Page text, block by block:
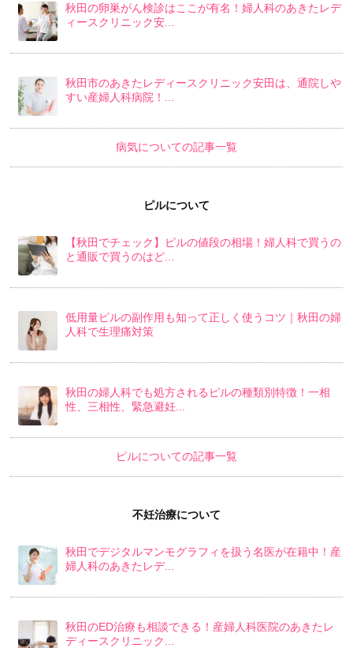
秋田の卵巣がん検診はここが有名！婦人科のあきたレデ
ィースクリニック安...
秋田市のあきたレディースクリニック安田は、通院しや
すい産婦人科病院！...
病気についての記事一覧
ピルについて
【秋田でチェック】ピルの値段の相場！婦人科で買うの
と通販で買うのはど...
低用量ピルの副作用も知って正しく使うコツ｜秋田の婦
人科で生理痛対策
秋田の婦人科でも処方されるピルの種類別特徴！一相
性、三相性、緊急避妊...
ピルについての記事一覧
不妊治療について
秋田でデジタルマンモグラフィを扱う名医が在籍中！産
婦人科のあきたレデ...
秋田のED治療も相談できる！産婦人科医院のあきたレ
ディースクリニック...